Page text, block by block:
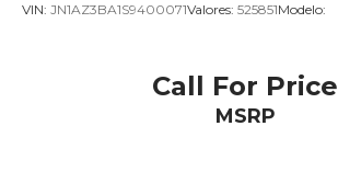
VIN: JN1AZ3BA1S9400071Valores: 525851Modelo:
Call For Price
MSRP